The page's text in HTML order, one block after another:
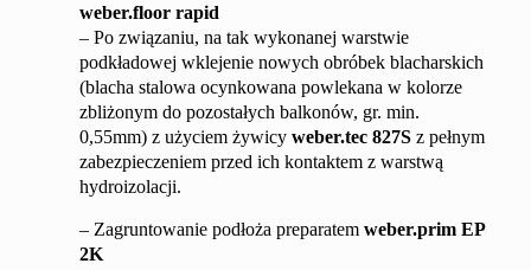
weber.floor rapid
– Po związaniu, na tak wykonanej warstwie
podkładowej wklejenie nowych obróbek blacharskich
(blacha stalowa ocynkowana powlekana w kolorze
zbliżonym do pozostałych balkonów, gr. min.
0,55mm) z użyciem żywicyweber.tec 827S z pełnym
zabezpieczeniem przed ich kontaktem z warstwą
hydroizolacji.
– Zagruntowanie podłoża preparatemweber.prim EP
2K